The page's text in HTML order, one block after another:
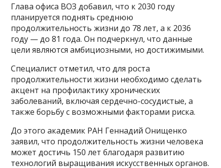
Глава офиса ВОЗ добавил, что к 2030 году
планируется поднять среднюю
продолжительность жизни до 78 лет, а к 2036
году — до 81 года. Он подчеркнул, что данные
цели являются амбициозными, но достижимыми.
Специалист отметил, что для роста
продолжительности жизни необходимо сделать
акцент на профилактику хронических
заболеваний, включая сердечно-сосудистые, а
также борьбу с возможными факторами риска.
До этого академик РАН Геннадий Онищенко
заявил, что продолжительность жизни человека
может достичь 150 лет благодаря развитию
технологий выращивания искусственных органов.